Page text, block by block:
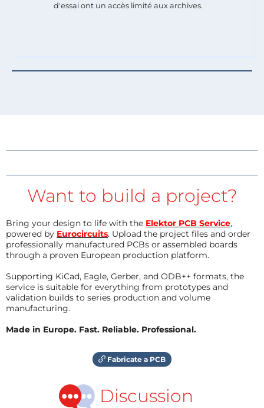
d'essai ont un accès limité aux archives.
Want to build a project?
Bring your design to life with the Elektor PCB Service,
powered by Eurocircuits. Upload the project files and order
professionally manufactured PCBs or assembled boards
through a proven European production platform.
Supporting KiCad, Eagle, Gerber, and ODB++ formats, the
service is suitable for everything from prototypes and
validation builds to series production and volume
manufacturing.
Made in Europe. Fast. Reliable. Professional.
Fabricate a PCB
Discussion